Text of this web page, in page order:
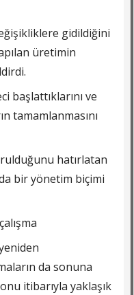
gidildiğini
üretimin
başlattıklarını ve
tamamlanmasını
hatırlatan
bir yönetim biçimi
da sonuna
itibarıyla yaklaşık